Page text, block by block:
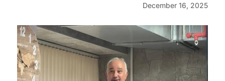
December 16, 2025